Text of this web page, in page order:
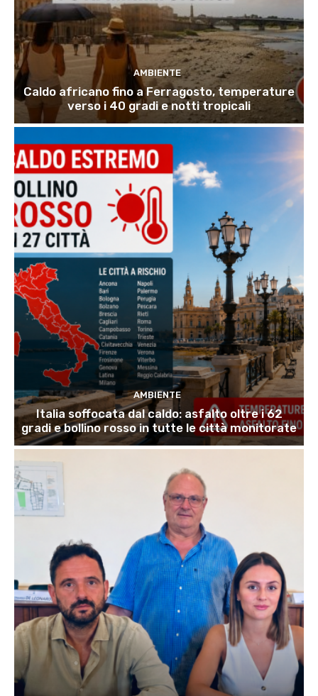
AMBIENTE
Caldo africano fino a Ferragosto, temperature
verso i 40 gradi e notti tropicali
AMBIENTE
Italia soffocata dal caldo: asfalto oltre i 62
gradi e bollino rosso in tutte le città monitorate